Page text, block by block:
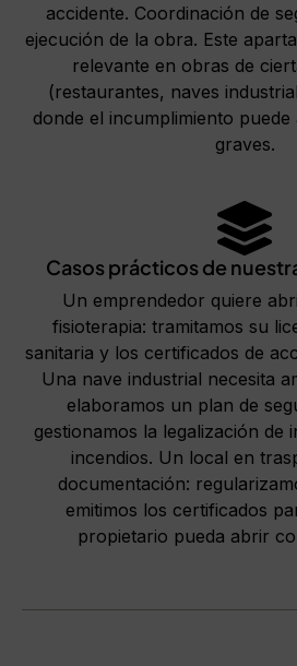
accidente. Coordinación de
ejecución de la obra. Este
relevante en obras de
(restaurantes, naves
donde el incumplimiento
graves.
Casos prácticos de
Un emprendedor quiere
fisioterapia: tramitamos su
sanitaria y los certificados de
Una nave industrial necesita
elaboramos un plan de
gestionamos la legalización de
incendios. Un local en
documentación:
emitimos los certificados
propietario pueda abrir